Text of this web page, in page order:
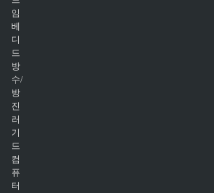
임
베
디
드
방
수/
방
진
러
기
드
컴
퓨
터